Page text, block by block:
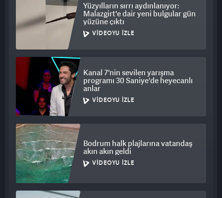
Yüzyılların sırrı aydınlanıyor:
Malazgirt'e dair yeni bulgular gün
yüzüne çıktı
VIDEOYU İZLE
Kanal 7'nin sevilen yarışma
programı 30 Saniye'de heyecanlı
anlar
VIDEOYU İZLE
Bodrum halk plajlarına vatandaş
akın akın geldi
VIDEOYU İZLE